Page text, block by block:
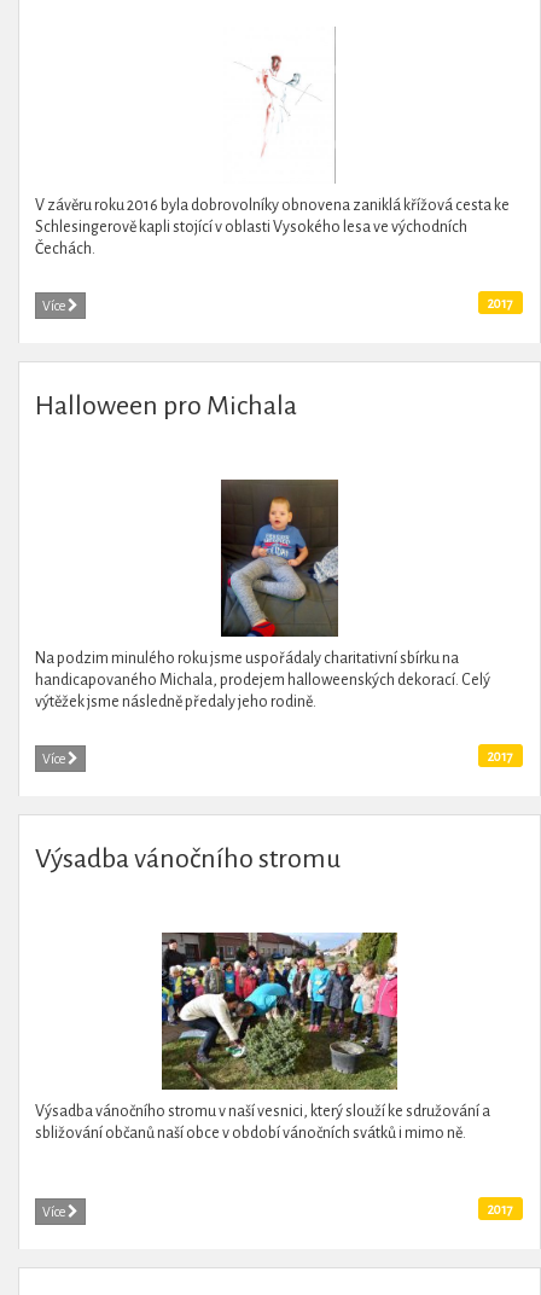
V závěru roku 2016 byla dobrovolníky obnovena zaniklá křížová cesta ke
Schlesingerově kapli stojící v oblasti Vysokého lesa ve východních
Čechách.
Více 2017
Halloween pro Michala
Na podzim minulého roku jsme uspořádaly charitativní sbírku na
handicapovaného Michala, prodejem halloweenských dekorací. Celý
výtěžek jsme následně předaly jeho rodině.
Více 2017
Výsadba vánočního stromu
Výsadba vánočního stromu v naší vesnici, který slouží ke sdružování a
sbližování občanů naší obce v období vánočních svátků i mimo ně.
Více 2017